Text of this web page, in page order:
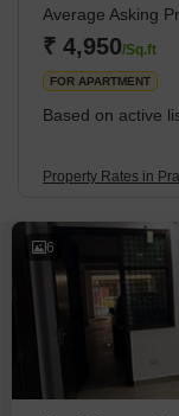
is one of Jaipur’s
Average Asking
₹ 4,950/Sq.ft
FOR APARTMENT
Based on active
Property Rates in
6